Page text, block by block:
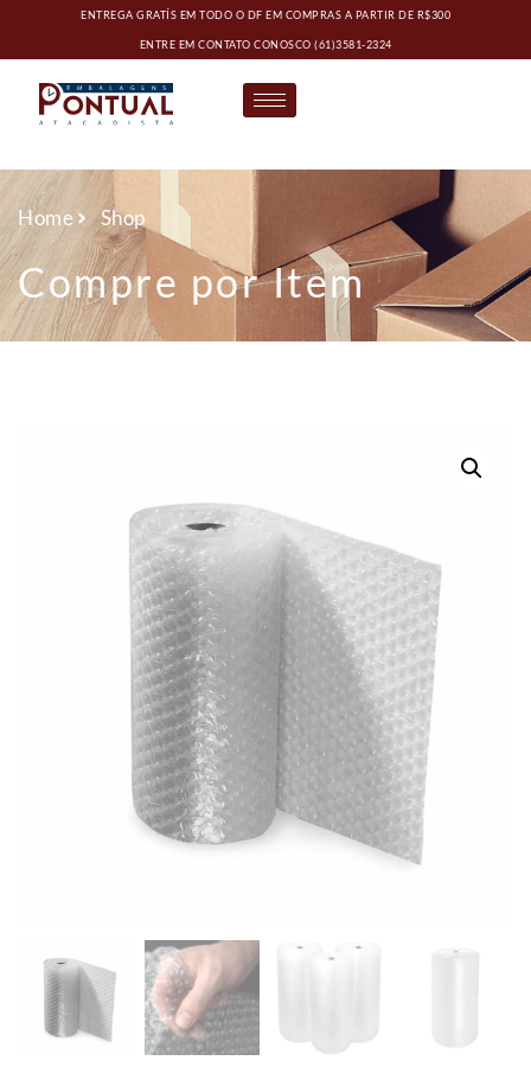
ENTREGA GRATÍS EM TODO O DF EM COMPRAS A PARTIR DE R$300
ENTRE EM CONTATO CONOSCO (61)3581-2324
Home Shop
Compre por Item